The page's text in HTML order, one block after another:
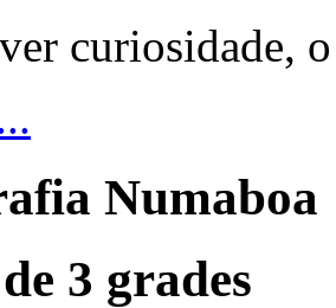
curiosidade,
Numaboa
3 grades